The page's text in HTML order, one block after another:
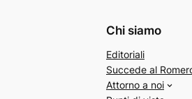
Chi siamo
Editoriali
Succede al
Attorno a noi